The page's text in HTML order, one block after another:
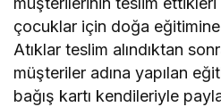
çocuklar için doğa
Atıklar teslim alındıktan
müşteriler adına yapılan
bağış kartı kendileriyle